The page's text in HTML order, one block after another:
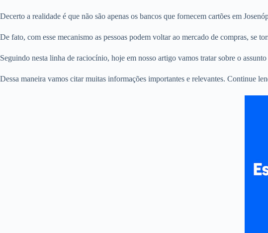
Decerto a realidade é que não são apenas os bancos que fornecem cartões em
De fato, com esse mecanismo as pessoas podem voltar ao mercado de compras, se
Seguindo nesta linha de raciocínio, hoje em nosso artigo vamos tratar sobre o
Dessa maneira vamos citar muitas informações importantes e relevantes. Continue